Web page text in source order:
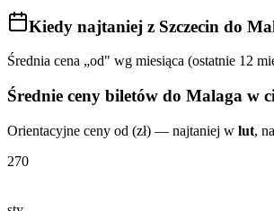
Kiedy najtaniej z Szczecin do
Średnia cena „od" wg miesiąca (ostatnie 12
Średnie ceny biletów do Malaga w
Orientacyjne ceny od (zł) — najtaniej w lut,
270